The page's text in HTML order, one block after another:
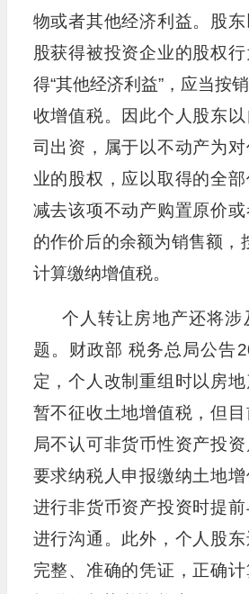
物或者其他经济利益。股
股获得被投资企业的股权
得“其他经济利益”，应当按
收增值税。因此个人股东
司出资，属于以不动产为
业的股权，应以取得的全
减去该项不动产购置原价
的作价后的余额为销售额，
计算缴纳增值税。
个人转让房地产还将涉
题。财政部 税务总局公告
定，个人改制重组时以房地
暂不征收土地增值税，但
局不认可非货币性资产投资
要求纳税人申报缴纳土地
进行非货币资产投资时提
进行沟通。此外，个人股东
完整、准确的凭证，正确